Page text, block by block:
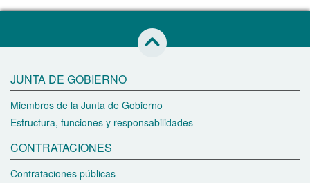
JUNTA DE GOBIERNO
Miembros de la Junta de Gobierno
Estructura, funciones y responsabilidades
CONTRATACIONES
Contrataciones públicas